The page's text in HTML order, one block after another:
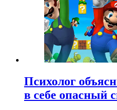
Психолог
в себе опасный